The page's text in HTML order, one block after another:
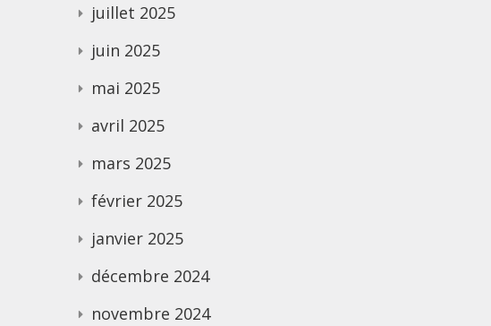
juillet 2025
juin 2025
mai 2025
avril 2025
mars 2025
février 2025
janvier 2025
décembre 2024
novembre 2024